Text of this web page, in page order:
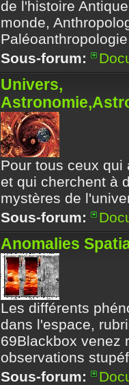
de l'histoire
monde,
Sous-forum:
Univers,
Pour tous ceux qui
et qui cherchent à
mystères de
Sous-forum:
Anomalies
Les différents
dans l'espace,
69Blackbox venez
observations
Sous-forum: